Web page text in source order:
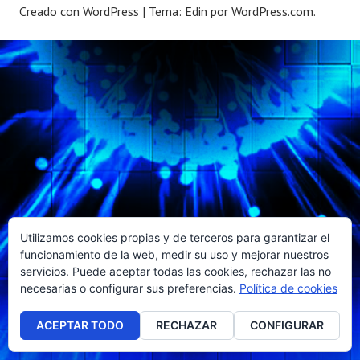
Creado con WordPress | Tema: Edin por WordPress.com.
Utilizamos cookies propias y de terceros para garantizar el
funcionamiento de la web, medir su uso y mejorar nuestros
servicios. Puede aceptar todas las cookies, rechazar las no
necesarias o configurar sus preferencias. Política de cookies
ACEPTAR TODO RECHAZAR CONFIGURAR